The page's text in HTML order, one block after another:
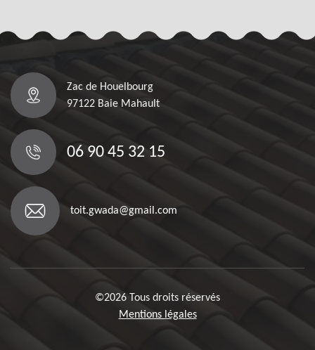
Zac de Houelbourg
97122 Baie Mahault
06 90 45 32 15
toit.gwada@gmail.com
©2026 Tous droits réservés
Mentions légales